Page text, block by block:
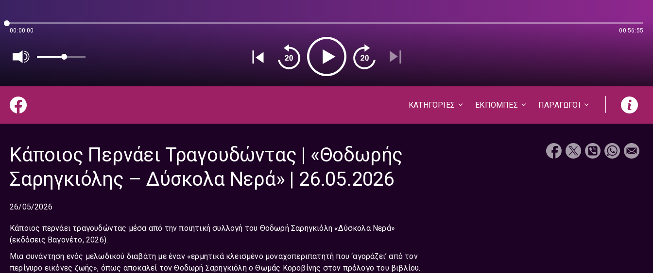
00:00:00 00:56:55
ΚΑΤΗΓΟΡΙΕΣ ΕΚΠΟΜΠΕΣ ΠΑΡΑΓΩΓΟΙ
Κάποιος Περνάει Τραγουδώντας | «Θοδωρής
Σαρηγκιόλης – Δύσκολα Νερά» | 26.05.2026
26/05/2026
Κάποιος περνάει τραγουδώντας μέσα από την ποιητική συλλογή του Θοδωρή Σαρηγκιόλη «Δύσκολα Νερά»
(εκδόσεις Βαγονέτο, 2026).
Μια συνάντηση ενός μελωδικού διαβάτη με έναν «ερμητικά κλεισμένο μοναχοπεριπατητή που ‘αγοράζει’ από τον
περίγυρο εικόνες ζωής», όπως αποκαλεί τον Θοδωρή Σαρηγκιόλη ο Θωμάς Κοροβίνης στον πρόλογο του βιβλίου.